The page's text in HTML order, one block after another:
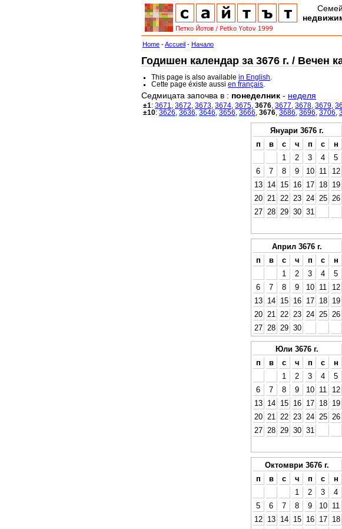
Home -Accueil - Начало
Годишен календар за 3676 г. / Вечен
This page is also availablein English
Cette page éxiste aussien français
Седмицата започва в : понеделник - неделя
±1: 3671 3672 3673 3674 3675 3676 3677 3678 3679
±10: 3626 3636 3646 3656 3666 3676 3686 3696 3706
Януари 3676 г.
п
в с ч п с
н
1
2 3 4
5
6
7 8 9 10 11
12
13
14 15 16 17 18
19
20
21 22 23 24 25
26
27
28 29 30 31
Април 3676 г.
п
в с ч п с
н
1
2 3 4
5
6
7 8 9 10 11
12
13
14 15 16 17 18
19
20
21 22 23 24 25
26
27
28 29 30
Юли 3676 г.
п
в с ч п с
н
1
2 3 4
5
6
7 8 9 10 11
12
13
14 15 16 17 18
19
20
21 22 23 24 25
26
27
28 29 30 31
Октомври 3676 г.
п
в с ч п с
н
1
2 3
4
5
6 7 8 9 10
11
12
13 14 15 16 17
18